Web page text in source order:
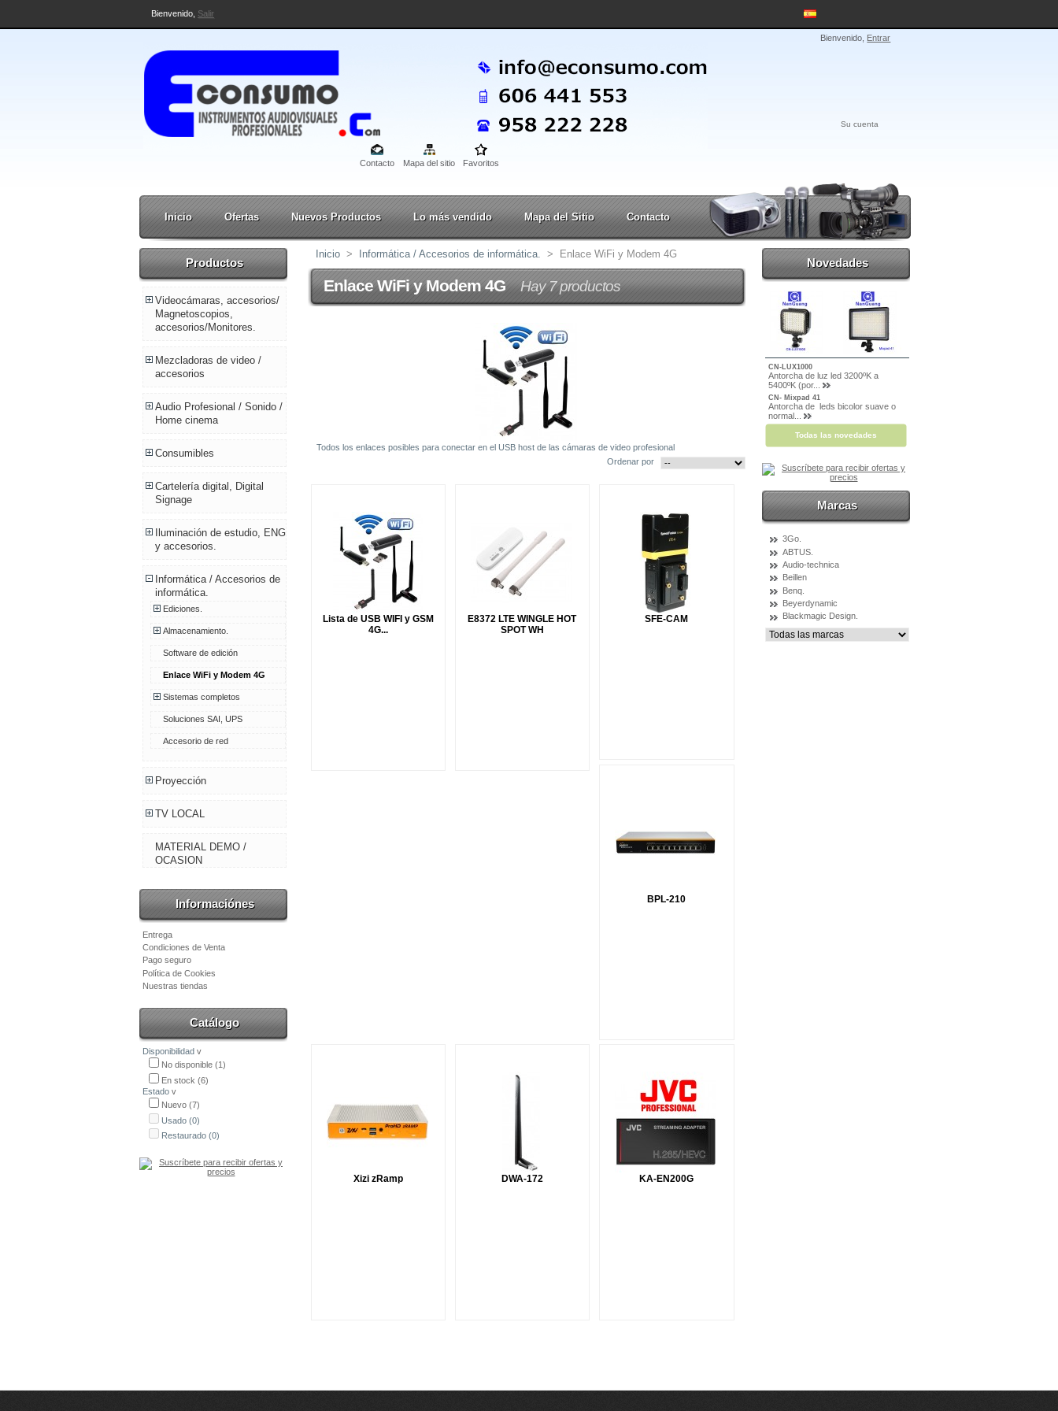
Bienvenido, Salir
Bienvenido, Entrar
Su cuenta
Contacto Mapa del sitio Favoritos
Inicio Ofertas Nuevos Productos Lo más vendido Mapa del Sitio Contacto
Productos
Videocámaras, accesorios/
Magnetoscopios,
accesorios/Monitores.
Mezcladoras de video /
accesorios
Audio Profesional / Sonido /
Home cinema
Consumibles
Cartelería digital, Digital
Signage
Iluminación de estudio, ENG
y accesorios.
Informática / Accesorios de
informática.
Ediciones.
Almacenamiento.
Software de edición
Enlace WiFi y Modem 4G
Sistemas completos
Soluciones SAI, UPS
Accesorio de red
Proyección
TV LOCAL
MATERIAL DEMO /
OCASION
Informaciónes
Entrega
Condiciones de Venta
Pago seguro
Política de Cookies
Nuestras tiendas
Catálogo
Disponibilidad v
No disponible (1)
En stock (6)
Estado v
Nuevo (7)
Usado (0)
Restaurado (0)
Inicio > Informática / Accesorios de informática. > Enlace WiFi y Modem 4G
Enlace WiFi y Modem 4G Hay 7 productos
Todos los enlaces posibles para conectar en el USB host de las cámaras de video profesional
Ordenar por
Lista de USB WIFI y GSM
4G...
E8372 LTE WINGLE HOT
SPOT WH
SFE-CAM
BPL-210
Xizi zRamp DWA-172 KA-EN200G
Novedades
CN-LUX1000
Antorcha de luz led 3200ºK a
5400ºK (por...
CN- Mixpad 41
Antorcha de leds bicolor suave o
normal...
Todas las novedades
Marcas
3Go.
ABTUS.
Audio-technica
Beillen
Benq.
Beyerdynamic
Blackmagic Design.